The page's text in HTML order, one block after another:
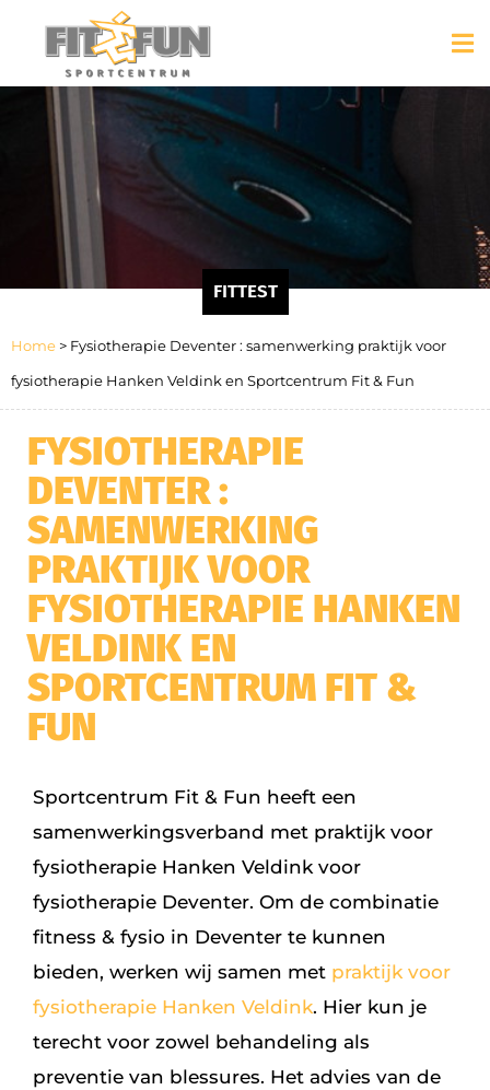
FITTEST
Home > Fysiotherapie Deventer : samenwerking praktijk voor
fysiotherapie Hanken Veldink en Sportcentrum Fit & Fun
FYSIOTHERAPIE
DEVENTER :
SAMENWERKING
PRAKTIJK VOOR
FYSIOTHERAPIE HANKEN
VELDINK EN
SPORTCENTRUM FIT &
FUN
Sportcentrum Fit & Fun heeft een
samenwerkingsverband met praktijk voor
fysiotherapie Hanken Veldink voor
fysiotherapie Deventer. Om de combinatie
fitness & fysio in Deventer te kunnen
bieden, werken wij samen met praktijk voor
fysiotherapie Hanken Veldink. Hier kun je
terecht voor zowel behandeling als
preventie van blessures. Het advies van de